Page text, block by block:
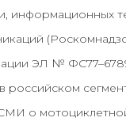
информационных
ЭЛ №
российском
о